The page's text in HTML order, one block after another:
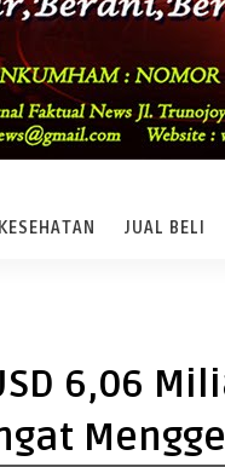
KESEHATAN JUAL BELI
6,06